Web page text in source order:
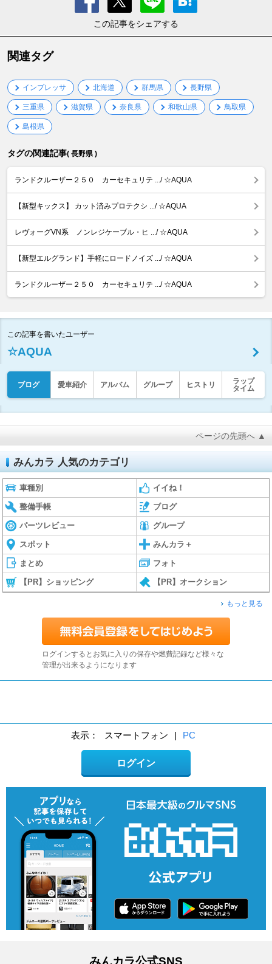
この記事をシェアする
関連タグ
インプレッサ 北海道 群馬県 長野県
三重県 滋賀県 奈良県 和歌山県 鳥取県
島根県
タグの関連記事( 長野県 )
ランドクルーザー２５０ カーセキュリテ .../ ☆AQUA
【新型キックス】 カット済みプロテクシ .../ ☆AQUA
レヴォーグVN系 ノンレジケーブル・ヒ .../ ☆AQUA
【新型エルグランド】手軽にロードノイズ .../ ☆AQUA
ランドクルーザー２５０ カーセキュリテ .../ ☆AQUA
この記事を書いたユーザー
☆AQUA
ブログ 愛車紹介 アルバム グループ ヒストリ
ラップ
タイム
ページの先頭へ ▲
みんカラ 人気のカテゴリ
車種別 イイね！
整備手帳 ブログ
パーツレビュー グループ
スポット みんカラ＋
まとめ フォト
【PR】ショッピング 【PR】オークション
もっと見る
ログインするとお気に入りの保存や燃費記録など様々な
管理が出来るようになります
表示： スマートフォン | PC
ログイン
みんカラ公式SNS